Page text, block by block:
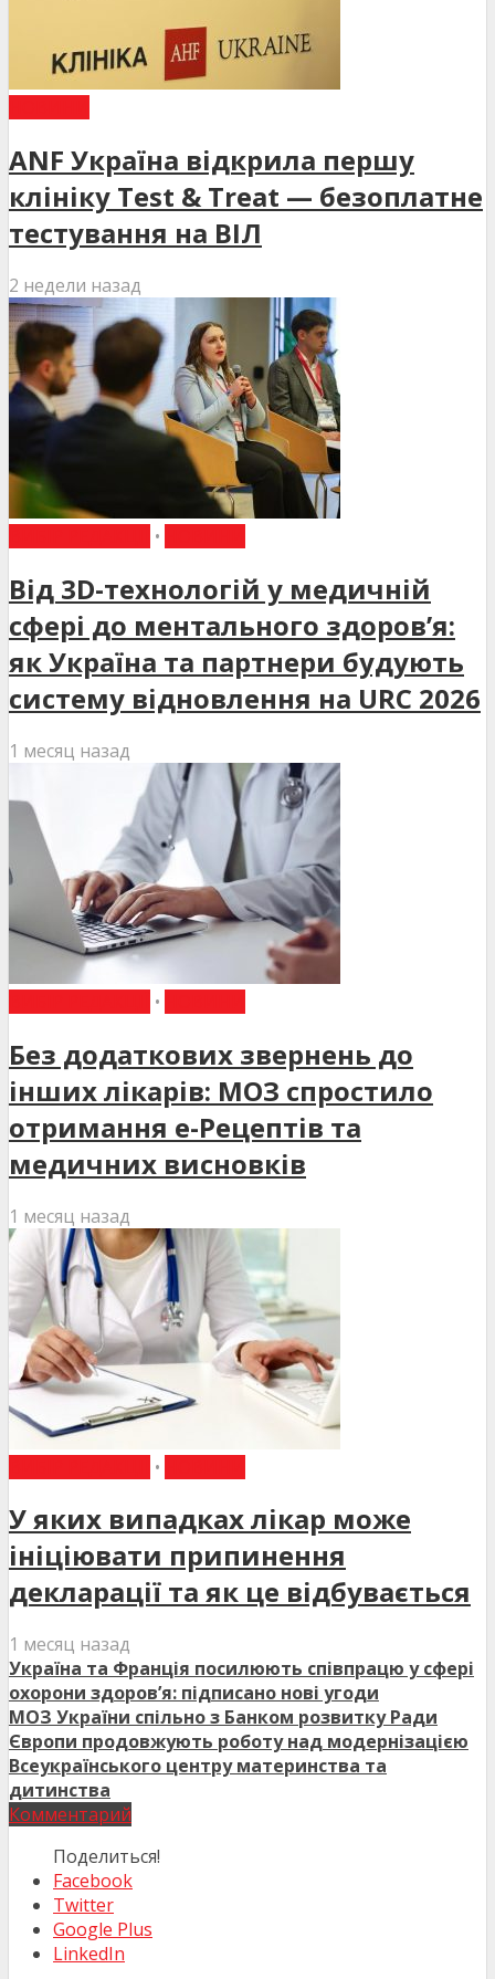
ANF Україна відкрила першу
клініку Test & Treat — безоплатне
тестування на ВІЛ
2 недели назад
•
Від 3D-технологій у медичній
сфері до ментального здоров’я:
як Україна та партнери будують
систему відновлення на URC 2026
1 месяц назад
•
Без додаткових звернень до
інших лікарів: МОЗ спростило
отримання е-Рецептів та
медичних висновків
1 месяц назад
•
У яких випадках лікар може
ініціювати припинення
декларації та як це відбувається
1 месяц назад
Україна та Франція посилюють співпрацю у сфері
охорони здоров’я: підписано нові угоди
МОЗ України спільно з Банком розвитку Ради
Європи продовжують роботу над модернізацією
Всеукраїнського центру материнства та
дитинства
Комментарий
Поделиться!
Facebook
Twitter
Google Plus
LinkedIn